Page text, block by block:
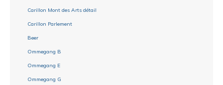
Carillon Mont des Arts détail
Carillon Parlement
Beer
Ommegang B
Ommegang E
Ommegang G